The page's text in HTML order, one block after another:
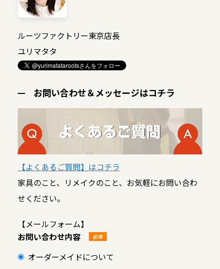
ルーツファクトリー東京店長
ユリマタタ
お問い合わせ＆メッセージはコチラ
【よくあるご質問】はコチラ
家具のこと、リメイクのこと、お気軽にお問い合わ
せください。
【メールフォーム】
お問い合わせ内容
必須
オーダーメイドについて